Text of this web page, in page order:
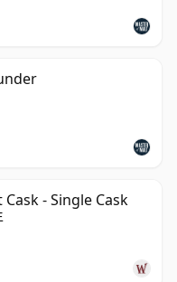
- Single Cask